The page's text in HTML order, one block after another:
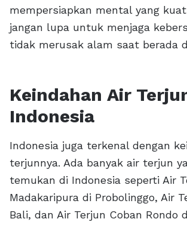
mempersiapkan mental yang
jangan lupa untuk menjaga
tidak merusak alam saat berada
Keindahan Air
Indonesia
Indonesia juga terkenal dengan
terjunnya. Ada banyak air terjun
temukan di Indonesia seperti Air
Madakaripura di Probolinggo, Air
Bali, dan Air Terjun Coban Rondo